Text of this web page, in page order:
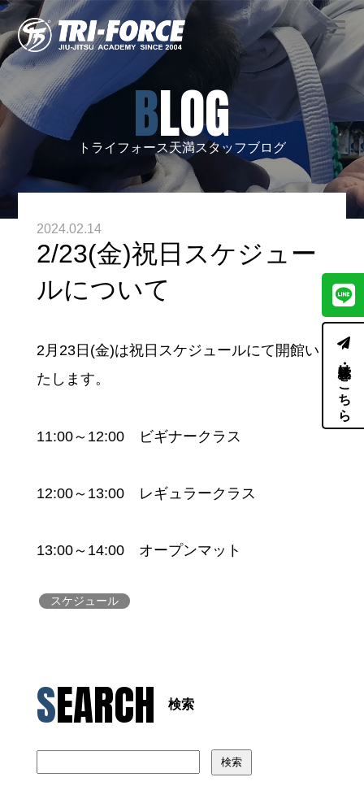
BLOG
トライフォース天満スタッフブログ
2024.02.14
2/23(金)祝日スケジュー
ルについて
2月23日(金)は祝日スケジュールにて開館い
たします。
11:00～12:00 ビギナークラス
12:00～13:00 レギュラークラス
13:00～14:00 オープンマット
スケジュール
SEARCH 検索
検索
体験・見学はこちら